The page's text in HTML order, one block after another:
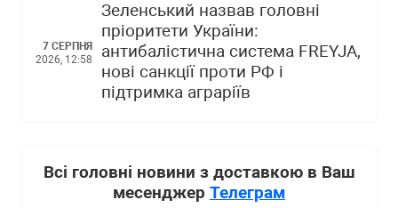
7 СЕРПНЯ
2026, 12:58
Зеленський назвав головні
пріоритети України:
антибалістична система FREYJA,
нові санкції проти РФ і
підтримка аграріїв
Всі головні новини з доставкою в Ваш
месенджер Телеграм